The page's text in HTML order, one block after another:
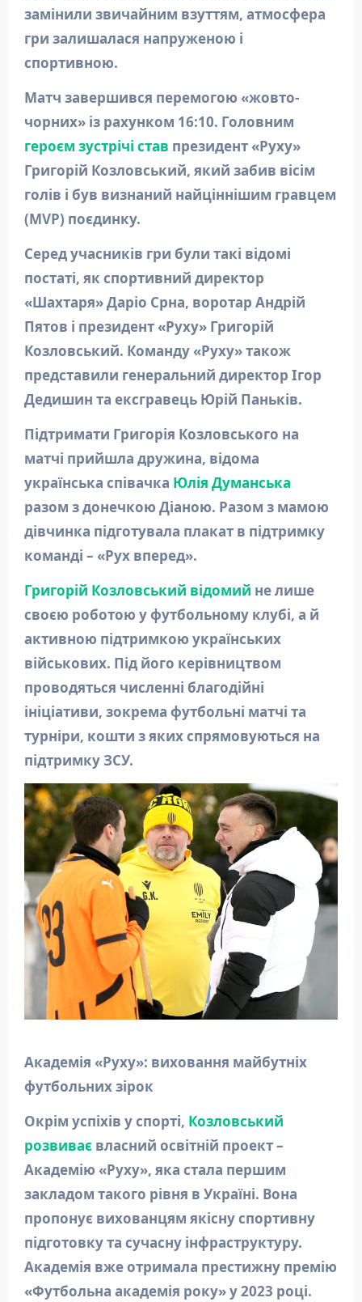
замінили звичайним взуттям, атмосфера
гри залишалася напруженою і
спортивною.
Матч завершився перемогою «жовто-
чорних» із рахунком 16:10. Головним
героєм зустрічі став президент «Руху»
Григорій Козловський, який забив вісім
голів і був визнаний найціннішим гравцем
(MVP) поєдинку.
Серед учасників гри були такі відомі
постаті, як спортивний директор
«Шахтаря» Даріо Срна, воротар Андрій
Пятов і президент «Руху» Григорій
Козловський. Команду «Руху» також
представили генеральний директор Ігор
Дедишин та ексгравець Юрій Паньків.
Підтримати Григорія Козловського на
матчі прийшла дружина, відома
українська співачка Юлія Думанська
разом з донечкою Діаною. Разом з мамою
дівчинка підготувала плакат в підтримку
команді – «Рух вперед».
Григорій Козловський відомий не лише
своєю роботою у футбольному клубі, а й
активною підтримкою українських
військових. Під його керівництвом
проводяться численні благодійні
ініціативи, зокрема футбольні матчі та
турніри, кошти з яких спрямовуються на
підтримку ЗСУ.
Академія «Руху»: виховання майбутніх
футбольних зірок
Окрім успіхів у спорті, Козловський
розвиваєвласний освітній проект –
Академію «Руху», яка стала першим
закладом такого рівня в Україні. Вона
пропонує вихованцям якісну спортивну
підготовку та сучасну інфраструктуру.
Академія вже отримала престижну премію
«Футбольна академія року» у 2023 році.